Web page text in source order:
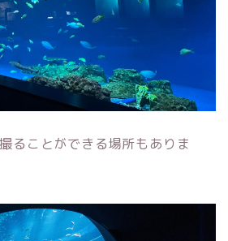
ることができる場所もありま